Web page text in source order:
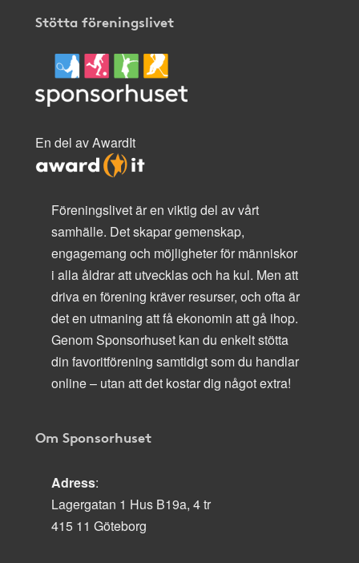
Stötta föreningslivet
En del av AwardIt
Föreningslivet är en viktig del av vårt
samhälle. Det skapar gemenskap,
engagemang och möjligheter för människor
i alla åldrar att utvecklas och ha kul. Men att
driva en förening kräver resurser, och ofta är
det en utmaning att få ekonomin att gå ihop.
Genom Sponsorhuset kan du enkelt stötta
din favoritförening samtidigt som du handlar
online – utan att det kostar dig något extra!
Om Sponsorhuset
Adress:
Lagergatan 1 Hus B19a, 4 tr
415 11 Göteborg